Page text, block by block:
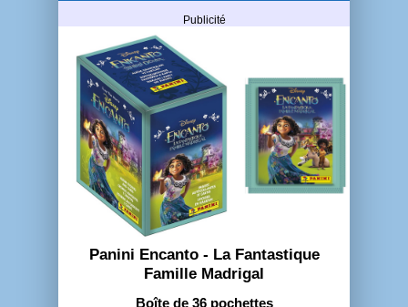
Publicité
Panini Encanto - La Fantastique
Famille Madrigal
Boîte de 36 pochettes